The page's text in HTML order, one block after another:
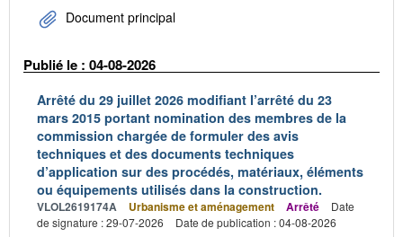
Document principal
Publié le : 04-08-2026
Arrêté du 29 juillet 2026 modifiant l’arrêté du 23
mars 2015 portant nomination des membres de la
commission chargée de formuler des avis
techniques et des documents techniques
d’application sur des procédés, matériaux, éléments
ou équipements utilisés dans la construction.
VLOL2619174A Urbanisme et aménagement Arrêté
Date
de signature : 29-07-2026
Date de publication : 04-08-2026